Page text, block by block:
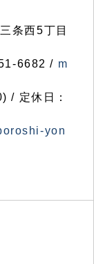
条西5丁目
6682 / m
/ 定休日：
yon